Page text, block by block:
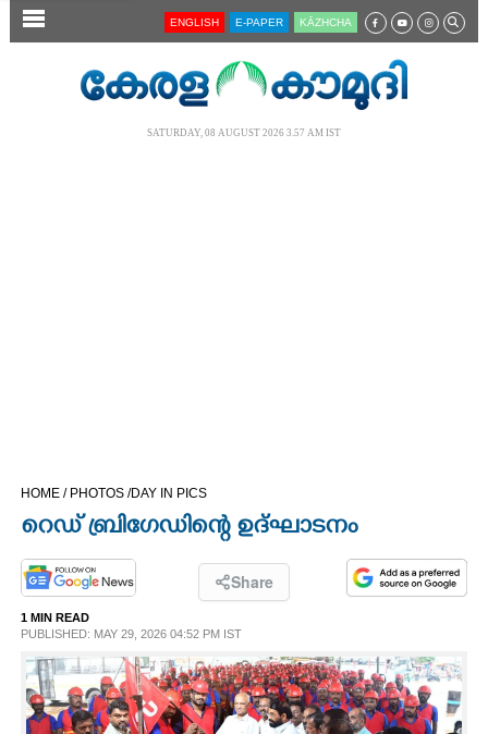
SECTIONS
OPINION
PHOTOS
LIFESTYLE
ENGLISH E-PAPER KĀZHCHA
SATURDAY, 08 AUGUST 2026 3.57 AM IST
HOME / PHOTOS /DAY IN PICS
റെഡ് ബ്രിഗേഡിന്റെ ഉദ്ഘാടനം
Share
1 MIN READ
PUBLISHED: MAY 29, 2026 04:52 PM IST